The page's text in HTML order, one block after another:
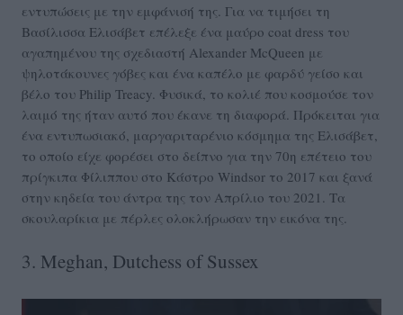
εντυπώσεις με την εμφάνισή της. Για να τιμήσει τη
Βασίλισσα Ελισάβετ επέλεξε ένα μαύρο coat dress του
αγαπημένου της σχεδιαστή Alexander McQueen με
ψηλοτάκουνες γόβες και ένα καπέλο με φαρδύ γείσο και
βέλο του Philip Treacy. Φυσικά, το κολιέ που κοσμούσε τον
λαιμό της ήταν αυτό που έκανε τη διαφορά. Πρόκειται για
ένα εντυπωσιακό, μαργαριταρένιο κόσμημα της Ελισάβετ,
το οποίο είχε φορέσει στο δείπνο για την 70η επέτειο του
πρίγκιπα Φίλιππου στο Κάστρο Windsor το 2017 και ξανά
στην κηδεία του άντρα της τον Απρίλιο του 2021. Τα
σκουλαρίκια με πέρλες ολοκλήρωσαν την εικόνα της.
3. Meghan, Dutchess of Sussex